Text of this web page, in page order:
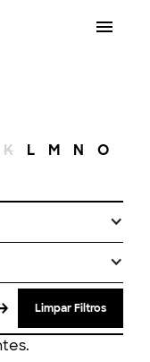
K L M N O
Limpar Filtros